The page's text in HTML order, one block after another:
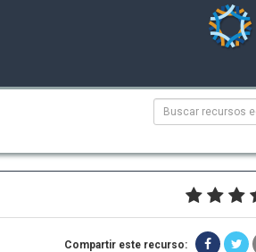
Compartir este recurso: